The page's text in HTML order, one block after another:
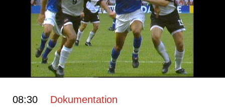
08:30 Dokumentation